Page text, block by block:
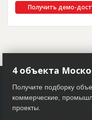
Получить демо-
4 объекта
Получите подборку
коммерческие,
проекты.